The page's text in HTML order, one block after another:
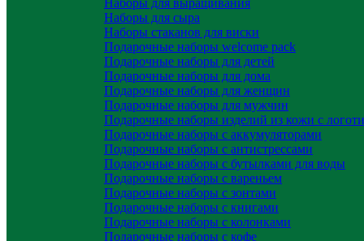
Наборы для выращивания
Наборы для сыра
Наборы стаканов для виски
Подарочные наборы welcome pack
Подарочные наборы для детей
Подарочные наборы для дома
Подарочные наборы для женщин
Подарочные наборы для мужчин
Подарочные наборы изделий из кожи с
Подарочные наборы с аккумуляторами
Подарочные наборы с антистрессами
Подарочные наборы с бутылками для воды
Подарочные наборы с вареньем
Подарочные наборы с зонтами
Подарочные наборы с книгами
Подарочные наборы с колонками
Подарочные наборы с кофе